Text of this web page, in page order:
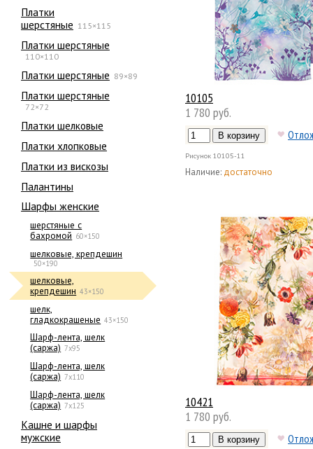
Платки
шерстяные 115×115
Платки шерстяные
110×110
Платки шерстяные 89×89
Платки шерстяные
72×72
Платки шелковые
Платки хлопковые
Платки из вискозы
Палантины
Шарфы женские
шерстяные с
бахромой 60×150
шелковые, крепдешин
50×190
шелковые,
крепдешин 43×150
шелк,
гладкокрашеные 43×150
Шарф-лента, шелк
(саржа) 7x95
Шарф-лента, шелк
(саржа) 7х110
Шарф-лента, шелк
(саржа) 7х125
Кашне и шарфы
мужские
10105
1 780 руб.
Рисунок 10105-11
Наличие: достаточно
10421
1 780 руб.